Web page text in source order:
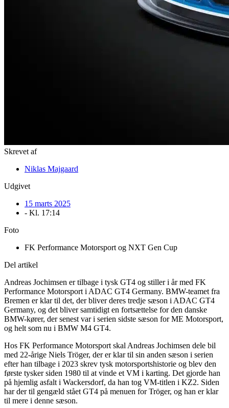
Skrevet af
Niklas Majgaard
Udgivet
15 marts 2025
- Kl. 17:14
Foto
FK Performance Motorsport og NXT Gen Cup
Del artikel
Andreas Jochimsen er tilbage i tysk GT4 og stiller i år med FK
Performance Motorsport i ADAC GT4 Germany. BMW-teamet fra
Bremen er klar til det, der bliver deres tredje sæson i ADAC GT4
Germany, og det bliver samtidigt en fortsættelse for den danske
BMW-kører, der senest var i serien sidste sæson for ME Motorsport,
og helt som nu i BMW M4 GT4.
Hos FK Performance Motorsport skal Andreas Jochimsen dele bil
med 22-årige Niels Tröger, der er klar til sin anden sæson i serien
efter han tilbage i 2023 skrev tysk motorsportshistorie og blev den
første tysker siden 1980 til at vinde et VM i karting. Det gjorde han
på hjemlig asfalt i Wackersdorf, da han tog VM-titlen i KZ2. Siden
har der til gengæld stået GT4 på menuen for Tröger, og han er klar
til mere i denne sæson.